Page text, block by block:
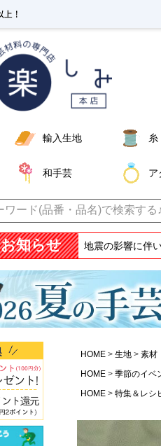
輸入生地 糸
和手芸 ア
知らせ 地震の影響に伴
HOME 生地 素材
HOME
季節のイベ
HOME
特集＆レシ